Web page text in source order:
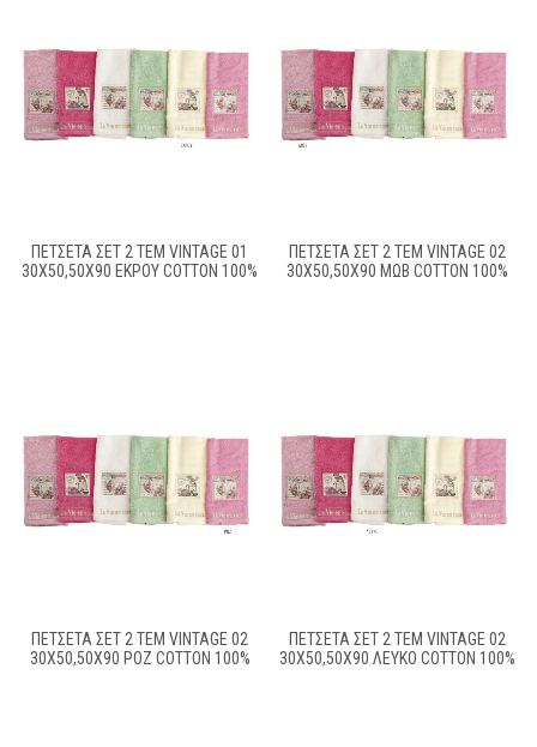
ΠΕΤΣΕΤΑ ΣΕΤ 2 ΤΕΜ VINTAGE 01
30X50,50X90 ΕΚΡΟΥ COTTON 100%
ΠΕΤΣΕΤΑ ΣΕΤ 2 ΤΕΜ VINTAGE 02
30X50,50X90 ΜΩΒ COTTON 100%
ΠΕΤΣΕΤΑ ΣΕΤ 2 ΤΕΜ VINTAGE 02
30X50,50X90 ΡΟΖ COTTON 100%
ΠΕΤΣΕΤΑ ΣΕΤ 2 ΤΕΜ VINTAGE 02
30X50,50X90 ΛΕΥΚΟ COTTON 100%